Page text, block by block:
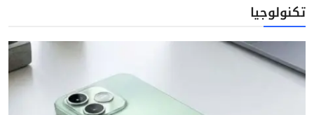
تكنولوجيا